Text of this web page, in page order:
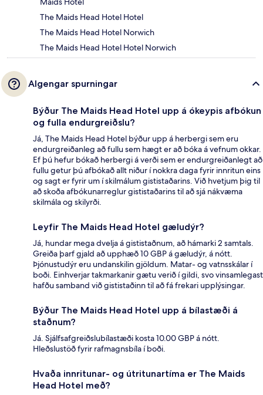
The Maids Head Hotel Hotel
The Maids Head Hotel Norwich
The Maids Head Hotel Hotel Norwich
Algengar spurningar
Býður The Maids Head Hotel upp á ókeypis afbókun
og fulla endurgreiðslu?
Já, The Maids Head Hotel býður upp á herbergi sem eru
endurgreiðanleg að fullu sem hægt er að bóka á vefnum okkar.
Ef þú hefur bókað herbergi á verði sem er endurgreiðanlegt að
fullu getur þú afbókað allt niður í nokkra daga fyrir innritun eins
og sagt er fyrir um í skilmálum gististaðarins. Við hvetjum þig til
að skoða afbókunarreglur gististaðarins til að sjá nákvæma
skilmála og skilyrði.
Leyfir The Maids Head Hotel gæludýr?
Já, hundar mega dvelja á gististaðnum, að hámarki 2 samtals.
Greiða þarf gjald að upphæð 10 GBP á gæludýr, á nótt.
Þjónustudýr eru undanskilin gjöldum. Matar- og vatnsskálar í
boði. Einhverjar takmarkanir gætu verið í gildi, svo vinsamlegast
hafðu samband við gististaðinn til að fá frekari upplýsingar.
Býður The Maids Head Hotel upp á bílastæði á
staðnum?
Já. Sjálfsafgreiðslubílastæði kosta 10.00 GBP á nótt.
Hleðslustöð fyrir rafmagnsbíla í boði.
Hvaða innritunar- og útritunartíma er The Maids
Head Hotel með?